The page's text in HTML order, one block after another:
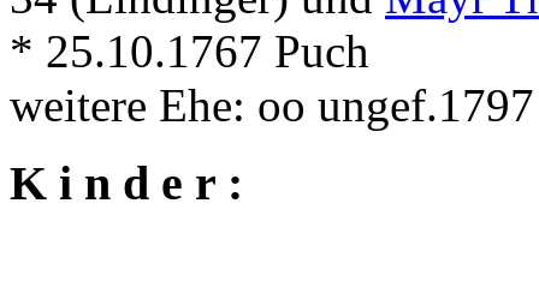
* 25.10.1767 Puch
weitere Ehe: oo
K i n d e r :